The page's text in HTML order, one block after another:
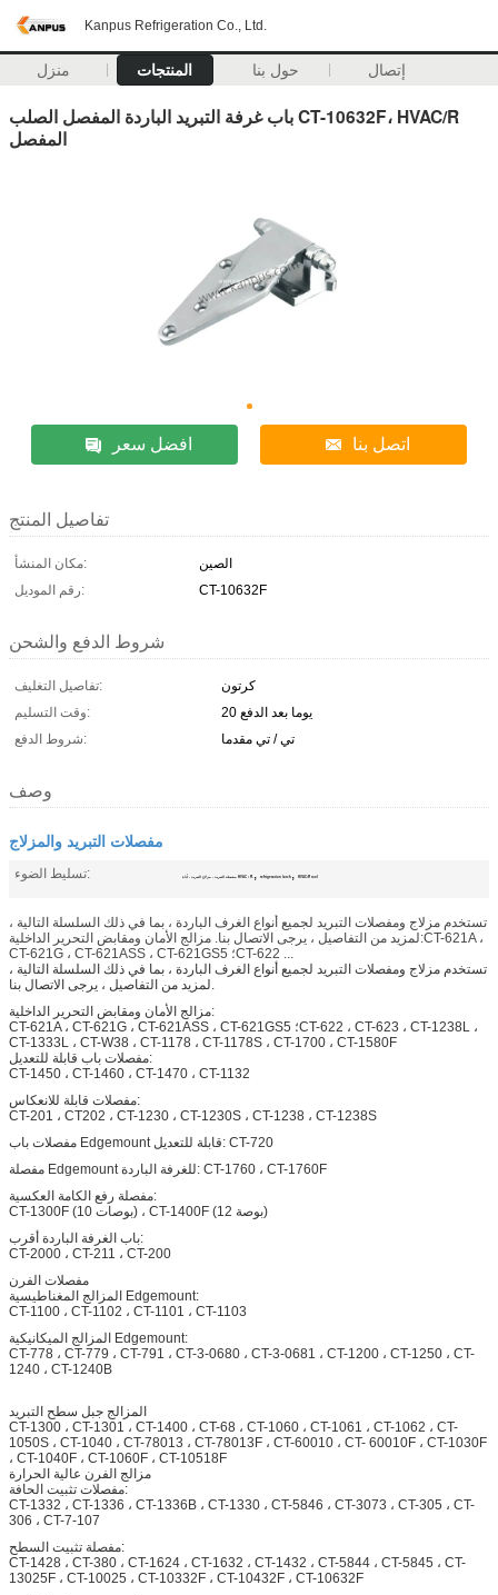
Kanpus Refrigeration Co., Ltd.
منزل المنتجات حول بنا إتصال
باب غرفة التبريد الباردة المفصل الصلب CT-10632F، HVAC/R
المفصل
افضل سعر اتصل بنا
تفاصيل المنتج
مكان المنشأ:
الصين
رقم الموديل:
CT-10632F
شروط الدفع والشحن
تفاصيل التغليف:
كرتون
وقت التسليم:
20 يوما بعد الدفع
شروط الدفع:
تي / تي مقدما
وصف
مفصلات التبريد والمزلاج
تسليط الضوء: مفصلة التبريد ، مزلاج التبريد ، أداة HVAC / R. , refrigeration latch , HVAC/R tool
تستخدم مزلاج ومفصلات التبريد لجميع أنواع الغرف الباردة ، بما في ذلك السلسلة التالية ،
لمزيد من التفاصيل ، يرجى الاتصال بنا. مزالج الأمان ومقابض التحرير الداخلية:CT-621A ،
CT-621G ، CT-621ASS ، CT-621GS5 ؛CT-622 ...
تستخدم مزلاج ومفصلات التبريد لجميع أنواع الغرف الباردة ، بما في ذلك السلسلة التالية ،
لمزيد من التفاصيل ، يرجى الاتصال بنا.
مزالج الأمان ومقابض التحرير الداخلية:
CT-621A ، CT-621G ، CT-621ASS ، CT-621GS5 ؛CT-622 ، CT-623 ، CT-1238L ،
CT-1333L ، CT-W38 ، CT-1178 ، CT-1178S ، CT-1700 ، CT-1580F
مفصلات باب قابلة للتعديل:
CT-1450 ، CT-1460 ، CT-1470 ، CT-1132
مفصلات قابلة للانعكاس:
CT-201 ، CT202 ، CT-1230 ، CT-1230S ، CT-1238 ، CT-1238S
مفصلات باب Edgemount قابلة للتعديل: CT-720
مفصلة Edgemount للغرفة الباردة: CT-1760 ، CT-1760F
مفصلة رفع الكامة العكسية:
CT-1300F (10 بوصات) ، CT-1400F (12 بوصة)
باب الغرفة الباردة أقرب:
CT-2000 ، CT-211 ، CT-200
مفصلات الفرن
المزالج المغناطيسية Edgemount:
CT-1100 ، CT-1102 ، CT-1101 ، CT-1103
المزالج الميكانيكية Edgemount:
CT-778 ، CT-779 ، CT-791 ، CT-3-0680 ، CT-3-0681 ، CT-1200 ، CT-1250 ، CT-
1240 ، CT-1240B
المزالج جبل سطح التبريد
CT-1300 ، CT-1301 ، CT-1400 ، CT-68 ، CT-1060 ، CT-1061 ، CT-1062 ، CT-
1050S ، CT-1040 ، CT-78013 ، CT-78013F ، CT-60010 ، CT- 60010F ، CT-1030F
، CT-1040F ، CT-1060F ، CT-10518F
مزالج الفرن عالية الحرارة
مفصلات تثبيت الحافة:
CT-1332 ، CT-1336 ، CT-1336B ، CT-1330 ، CT-5846 ، CT-3073 ، CT-305 ، CT-
306 ، CT-7-107
مفصلة تثبيت السطح:
CT-1428 ، CT-380 ، CT-1624 ، CT-1632 ، CT-1432 ، CT-5844 ، CT-5845 ، CT-
13025F ، CT-10025 ، CT-10332F ، CT-10432F ، CT-10632F